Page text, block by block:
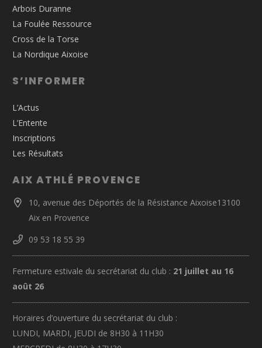
Arbois Duranne
La Foulée Ressource
Cross de la Torse
La Nordique Aixoise
S’INFORMER
L’Actus
L’Entente
Inscriptions
Les Résultats
AIX ATHLÉ PROVENCE
10, avenue des Déportés de la Résistance Aixoise13100
Aix en Provence
09 53 18 55 39
Fermeture estivale du secrétariat du club : 21 juillet au 16
août 26
Horaires d’ouverture du secrétariat du club :
LUNDI, MARDI, JEUDI de 8H30 à 11H30